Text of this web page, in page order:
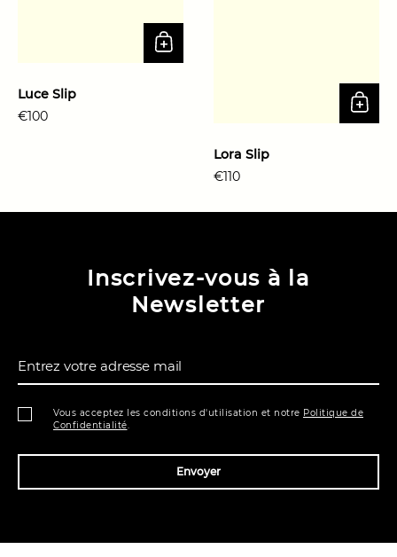
Luce Slip
Prix régulier
€100
Lora Slip
Prix régulier
€110
Inscrivez-vous à la
Newsletter
Entrez votre adresse mail
Envoyer
Vous acceptez les conditions d'utilisation et notre Politique de
Confidentialité.